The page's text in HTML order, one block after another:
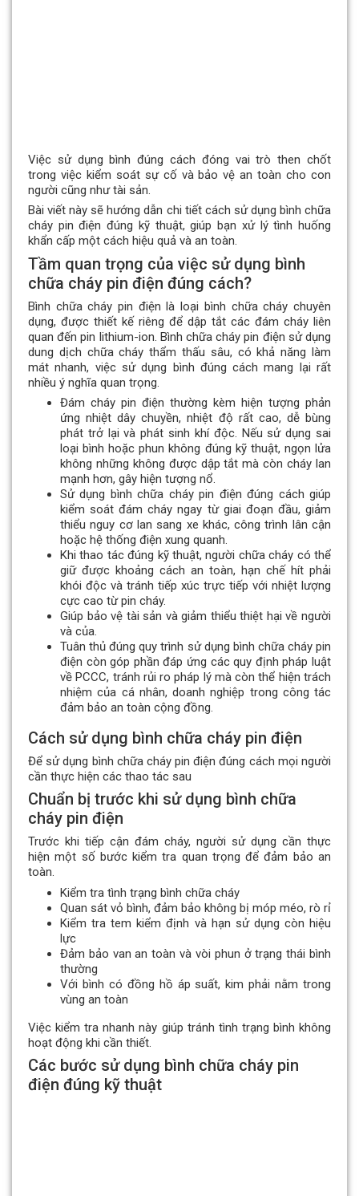
Việc sử dụng bình đúng cách đóng vai trò then chốt
trong việc kiểm soát sự cố và bảo vệ an toàn cho con
người cũng như tài sản.
Bài viết này sẽ hướng dẫn chi tiết cách sử dụng bình chữa
cháy pin điện đúng kỹ thuật, giúp bạn xử lý tình huống
khẩn cấp một cách hiệu quả và an toàn.
Tầm quan trọng của việc sử dụng bình
chữa cháy pin điện đúng cách?
Bình chữa cháy pin điện là loại bình chữa cháy chuyên
dụng, được thiết kế riêng để dập tắt các đám cháy liên
quan đến pin lithium-ion. Bình chữa cháy pin điện sử dụng
dung dịch chữa cháy thẩm thấu sâu, có khả năng làm
mát nhanh, việc sử dụng bình đúng cách mang lại rất
nhiều ý nghĩa quan trọng.
Đám cháy pin điện thường kèm hiện tượng phản
ứng nhiệt dây chuyền, nhiệt độ rất cao, dễ bùng
phát trở lại và phát sinh khí độc. Nếu sử dụng sai
loại bình hoặc phun không đúng kỹ thuật, ngọn lửa
không những không được dập tắt mà còn cháy lan
mạnh hơn, gây hiện tượng nổ.
Sử dụng bình chữa cháy pin điện đúng cách giúp
kiểm soát đám cháy ngay từ giai đoạn đầu, giảm
thiểu nguy cơ lan sang xe khác, công trình lân cận
hoặc hệ thống điện xung quanh.
Khi thao tác đúng kỹ thuật, người chữa cháy có thể
giữ được khoảng cách an toàn, hạn chế hít phải
khói độc và tránh tiếp xúc trực tiếp với nhiệt lượng
cực cao từ pin cháy.
Giúp bảo vệ tài sản và giảm thiểu thiệt hại về người
và của.
Tuân thủ đúng quy trình sử dụng bình chữa cháy pin
điện còn góp phần đáp ứng các quy định pháp luật
về PCCC, tránh rủi ro pháp lý mà còn thể hiện trách
nhiệm của cá nhân, doanh nghiệp trong công tác
đảm bảo an toàn cộng đồng.
Cách sử dụng bình chữa cháy pin điện
Để sử dụng bình chữa cháy pin điện đúng cách mọi người
cần thực hiện các thao tác sau
Chuẩn bị trước khi sử dụng bình chữa
cháy pin điện
Trước khi tiếp cận đám cháy, người sử dụng cần thực
hiện một số bước kiểm tra quan trọng để đảm bảo an
toàn.
Kiểm tra tình trạng bình chữa cháy
Quan sát vỏ bình, đảm bảo không bị móp méo, rò rỉ
Kiểm tra tem kiểm định và hạn sử dụng còn hiệu
lực
Đảm bảo van an toàn và vòi phun ở trạng thái bình
thường
Với bình có đồng hồ áp suất, kim phải nằm trong
vùng an toàn
Việc kiểm tra nhanh này giúp tránh tình trạng bình không
hoạt động khi cần thiết.
Các bước sử dụng bình chữa cháy pin
điện đúng kỹ thuật